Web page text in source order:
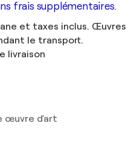
frais supplémentaires.
et taxes inclus. Œuvres
le transport.
livraison
œuvre d'art